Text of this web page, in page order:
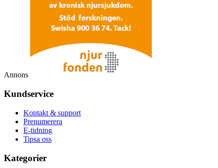
Annons
Kundservice
Kontakt & support
Prenumerera
E-tidning
Tipsa oss
Kategorier